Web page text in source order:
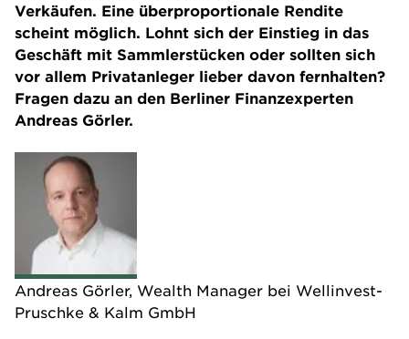
Verkäufen. Eine überproportionale Rendite
scheint möglich. Lohnt sich der Einstieg in das
Geschäft mit Sammlerstücken oder sollten sich
vor allem Privatanleger lieber davon fernhalten?
Fragen dazu an den Berliner Finanzexperten
Andreas Görler.
Andreas Görler, Wealth Manager bei Wellinvest-
Pruschke & Kalm GmbH